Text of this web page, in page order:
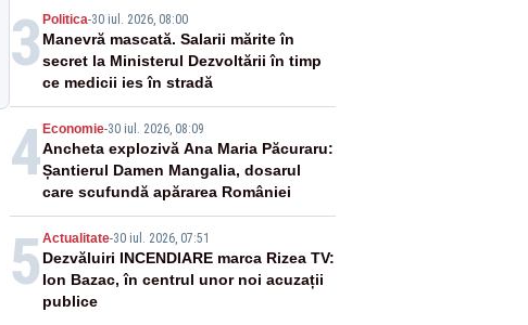
3 Politica-30 iul. 2026, 08:00
Manevră mascată. Salarii mărite în
secret la Ministerul Dezvoltării în timp
ce medicii ies în stradă
4 Economie-30 iul. 2026, 08:09
Ancheta explozivă Ana Maria Păcuraru:
Șantierul Damen Mangalia, dosarul
care scufundă apărarea României
5 Actualitate-30 iul. 2026, 07:51
Dezvăluiri INCENDIARE marca Rizea TV:
Ion Bazac, în centrul unor noi acuzații
publice